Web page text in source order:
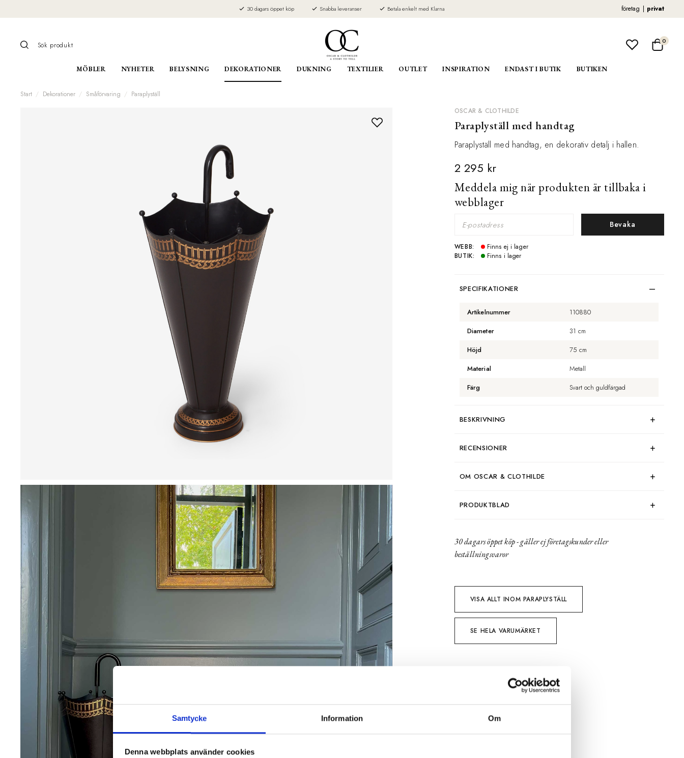
Samtycke Information Om
Denna webbplats använder cookies
företag privat
30 dagars öppet köp Snabba leveranser Betala enkelt med Klarna
0
MÖBLER NYHETER BELYSNING DEKORATIONER DUKNING TEXTILIER OUTLET INSPIRATION ENDAST I BUTIK BUTIKEN
Start Dekorationer Småförvaring
Paraplyställ
OSCAR & CLOTHILDE
Paraplyställ med handtag
Paraplyställ med handtag, en dekorativ detalj i hallen.
2 295 kr
Meddela mig när produkten är tillbaka i
webblager
Bevaka
WEBB:
Finns ej i lager
BUTIK:
Finns i lager
SPECIFIKATIONER
Artikelnummer
110880
Diameter
31 cm
Höjd
75 cm
Material
Metall
Färg
Svart och guldfärgad
BESKRIVNING
RECENSIONER
OM OSCAR & CLOTHILDE
PRODUKTBLAD
30 dagars öppet köp - gäller ej företagskunder eller
beställningsvaror
VISA ALLT INOM PARAPLYSTÄLL
SE HELA VARUMÄRKET